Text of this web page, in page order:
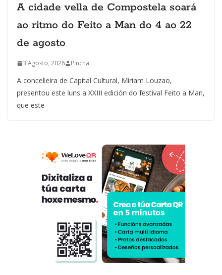
A cidade vella de Compostela soará
ao ritmo do Feito a Man do 4 ao 22
de agosto
3 Agosto, 2026 Pincha
A concelleira de Capital Cultural, Míriam Louzao,
presentou este luns a XXIII edición do festival Feito a Man,
que este